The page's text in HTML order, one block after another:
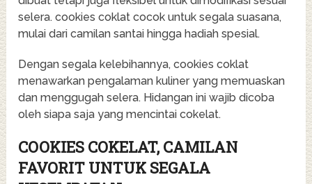
selera. cookies coklat cocok untuk segala suasana,
mulai dari camilan santai hingga hadiah spesial.
Dengan segala kelebihannya, cookies coklat
menawarkan pengalaman kuliner yang memuaskan
dan menggugah selera. Hidangan ini wajib dicoba
oleh siapa saja yang mencintai cokelat.
COOKIES COKELAT, CAMILAN
FAVORIT UNTUK SEGALA